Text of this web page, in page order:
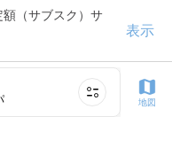
（サブスク）サ
表示
地図